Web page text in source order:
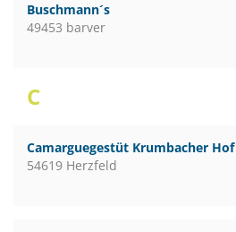
Buschmann´s
49453 barver
C
Camarguegestüt Krumbacher Hof
54619 Herzfeld